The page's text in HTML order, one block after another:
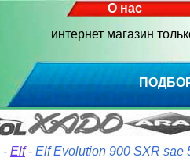
О нас
интернет магазин
- Elf- Elf Evolution 900 SXR sae